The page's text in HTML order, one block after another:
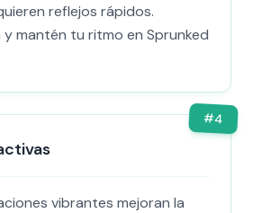
reflejos rápidos.
mantén tu ritmo en Sprunked
#4
vibrantes mejoran la